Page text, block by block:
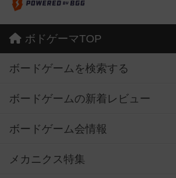
ボドゲーマTOP
ボードゲームを検索する
ボードゲームの新着レビュー
ボードゲーム会情報
メカニクス特集